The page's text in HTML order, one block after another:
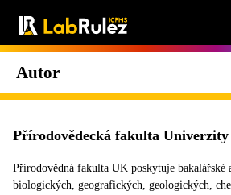
Autor
Přírodovědecká fakulta
Přírodovědná fakulta UK poskytuje bakalářské
biologických, geografických, geologických,